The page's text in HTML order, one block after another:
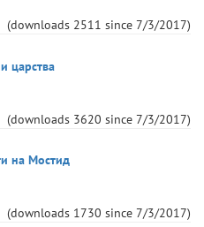
(downloads 2511 since 7/3/2017)
царства
(downloads 3620 since 7/3/2017)
на Мостид
(downloads 1730 since 7/3/2017)